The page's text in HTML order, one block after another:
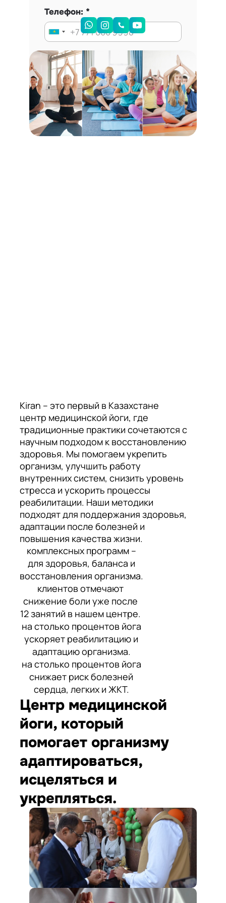
Телефон:
Запись на консультацию
Kiran – это первый в Казахстане
центр медицинской йоги, где
традиционные практики сочетаются с
научным подходом к восстановлению
здоровья. Мы помогаем укрепить
организм, улучшить работу
внутренних систем, снизить уровень
стресса и ускорить процессы
реабилитации. Наши методики
подходят для поддержания здоровья,
адаптации после болезней и
повышения качества жизни.
комплексных программ –
для здоровья, баланса и
восстановления организма.
клиентов отмечают
снижение боли уже после
12 занятий в нашем центре.
на столько процентов йога
ускоряет реабилитацию и
адаптацию организма.
на столько процентов йога
снижает риск болезней
сердца, легких и ЖКТ.
Центр медицинской
йоги, который
помогает организму
адаптироваться,
исцеляться и
укрепляться.